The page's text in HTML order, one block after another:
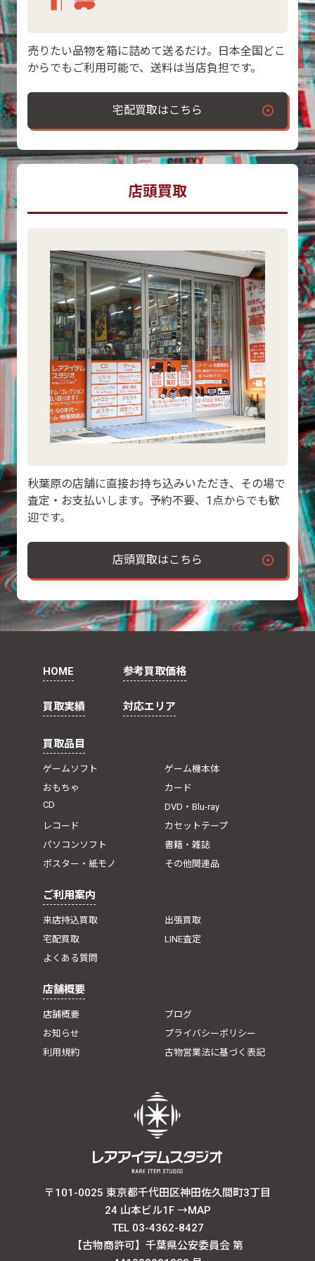
売りたい品物を箱に詰めて送るだけ。日本全国どこ
からでもご利用可能で、送料は当店負担です。
宅配買取はこちら
店頭買取
秋葉原の店舗に直接お持ち込みいただき、その場で
査定・お支払いします。予約不要、1点からでも歓
迎です。
店頭買取はこちら
HOME 参考買取価格
買取実績 対応エリア
買取品目
ゲームソフト
ゲーム機本体
おもちゃ
カード
CD
DVD・Blu-ray
レコード
カセットテープ
パソコンソフト
書籍・雑誌
ポスター・紙モノ
その他関連品
ご利用案内
来店持込買取
出張買取
宅配買取
LINE査定
よくある質問
店舗概要
店舗概要
ブログ
お知らせ
プライバシーポリシー
利用規約
古物営業法に基づく表記
〒101-0025 東京都千代田区神田佐久間町3丁目
24 山本ビル1F →MAP
TEL 03-4362-8427
【古物商許可】千葉県公安委員会 第